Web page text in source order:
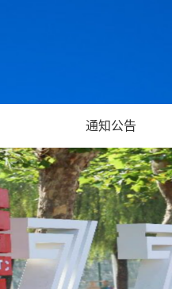
通知公告